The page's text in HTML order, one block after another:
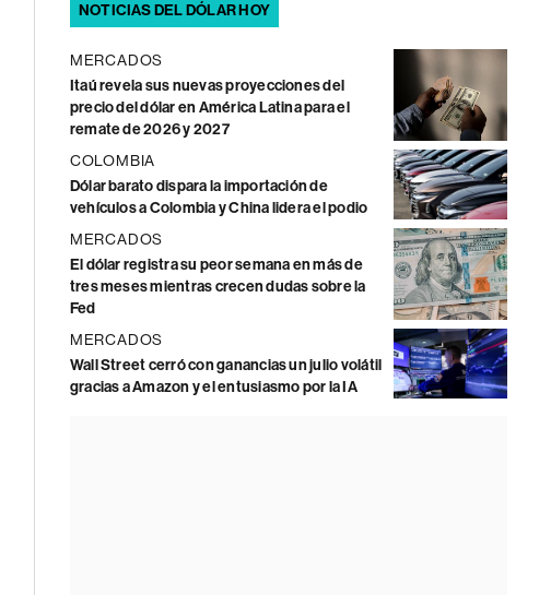
NOTICIAS DEL DÓLAR HOY
MERCADOS
Itaú revela sus nuevas proyecciones del
precio del dólar en América Latina para el
remate de 2026 y 2027
COLOMBIA
Dólar barato dispara la importación de
vehículos a Colombia y China lidera el podio
MERCADOS
El dólar registra su peor semana en más de
tres meses mientras crecen dudas sobre la
Fed
MERCADOS
Wall Street cerró con ganancias un julio volátil
gracias a Amazon y el entusiasmo por la IA